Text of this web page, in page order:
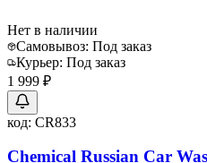
Нет в наличии
Самовывоз: Под заказ
Курьер: Под заказ
1 999 ₽
код: CR833
Chemical Russian Car